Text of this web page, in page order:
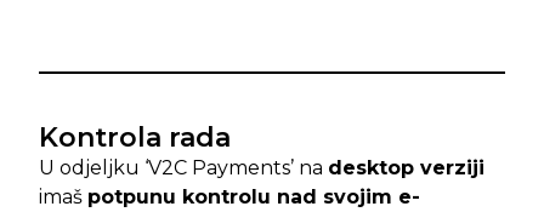
Kontrola rada
U odjeljku ‘V2C Payments’ na desktop verziji
imaš potpunu kontrolu nad svojim e-